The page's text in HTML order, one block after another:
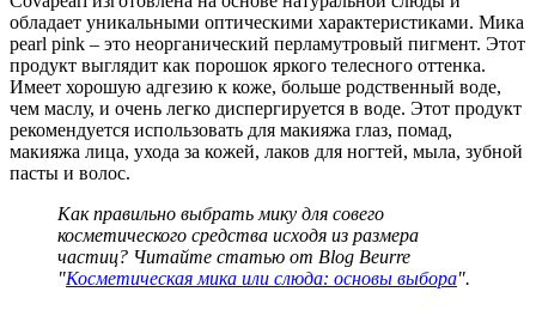
обладает уникальными оптическими характеристиками. Мика
pearl pink – это неорганический перламутровый пигмент. Этот
продукт выглядит как порошок яркого телесного оттенка.
Имеет хорошую адгезию к коже, больше родственный воде,
чем маслу, и очень легко диспергируется в воде. Этот продукт
рекомендуется использовать для макияжа глаз, помад,
макияжа лица, ухода за кожей, лаков для ногтей, мыла, зубной
пасты и волос.
Как правильно выбрать мику для совего
косметического средства исходя из размера
частиц? Читайте статью от Blog Beurre
"Косметическая мика или слюда: основы выбора".